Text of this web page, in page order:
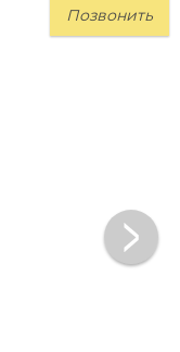
Позвонить